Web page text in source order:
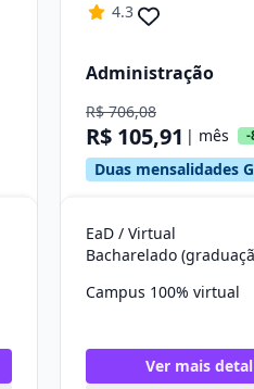
4.3
Administração
R$ 706,08
R$ 105,91 | mês -
Duas mensalidades
EaD / Virtual
Bacharelado
Campus 100% virtual
Ver mais